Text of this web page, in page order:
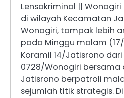
Lensakriminal ||
di wilayah Kecamatan
Wonogiri, tampak lebih
pada Minggu malam
Koramil 14/Jatisrono
0728/Wonogiri bersama
Jatisrono berpatroli
sejumlah titik strategis.